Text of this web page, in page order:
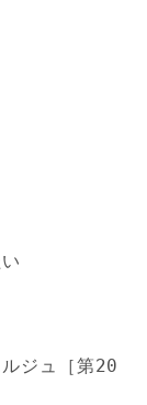
ジュ［第20